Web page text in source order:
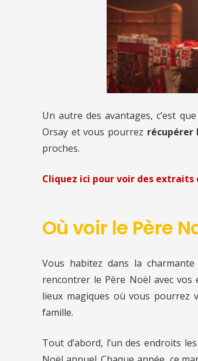
Un autre des avantages, c’est
Orsay et vous pourrez récupérer
proches.
Cliquez ici pour voir des
Où voir le Père
Vous habitez dans la
rencontrer le Père Noël avec
lieux magiques où vous pourrez
famille.
Tout d’abord, l’un des endroits